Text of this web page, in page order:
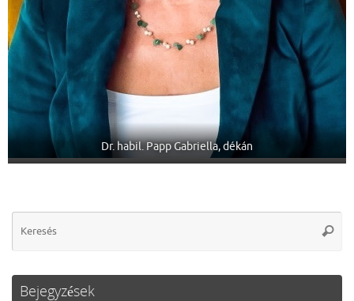
Dr. habil. Papp Gabriella, dékán
Bejegyzések